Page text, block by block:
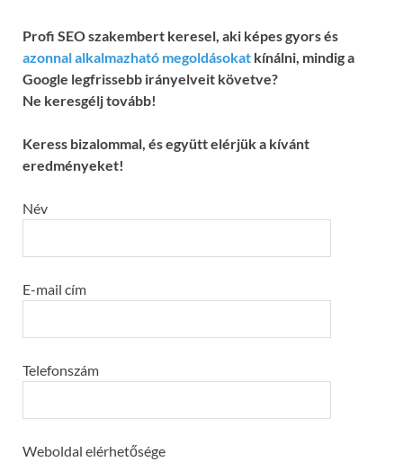
Profi SEO szakembert keresel, aki képes gyors és
azonnal alkalmazható megoldásokat kínálni, mindig a
Google legfrissebb irányelveit követve?
Ne keresgélj tovább!
Keress bizalommal, és együtt elérjük a kívánt
eredményeket!
Név
E-mail cím
Telefonszám
Weboldal elérhetősége